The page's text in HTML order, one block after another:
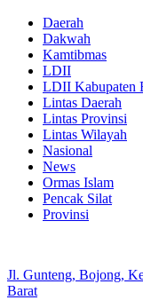
Daerah
Dakwah
Kamtibmas
LDII
LDII Kabupaten
Lintas Daerah
Lintas Provinsi
Lintas Wilayah
Nasional
News
Ormas Islam
Pencak Silat
Provinsi
Jl. Gunteng, Bojong,
Barat